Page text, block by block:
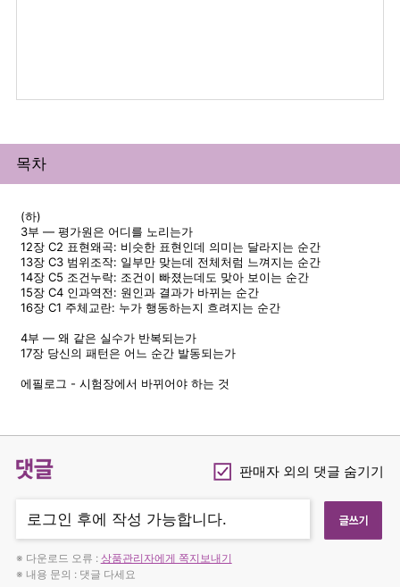
목차
(하)
3부 — 평가원은 어디를 노리는가
12장 C2 표현왜곡: 비슷한 표현인데 의미는 달라지는 순간
13장 C3 범위조작: 일부만 맞는데 전체처럼 느껴지는 순간
14장 C5 조건누락: 조건이 빠졌는데도 맞아 보이는 순간
15장 C4 인과역전: 원인과 결과가 바뀌는 순간
16장 C1 주체교란: 누가 행동하는지 흐려지는 순간
4부 — 왜 같은 실수가 반복되는가
17장 당신의 패턴은 어느 순간 발동되는가
에필로그 - 시험장에서 바뀌어야 하는 것
댓글 Checkbox
판매자 외의 댓글 숨기기
※ 다운로드 오류 : 상품관리자에게 쪽지보내기
※ 내용 문의 : 댓글 다세요